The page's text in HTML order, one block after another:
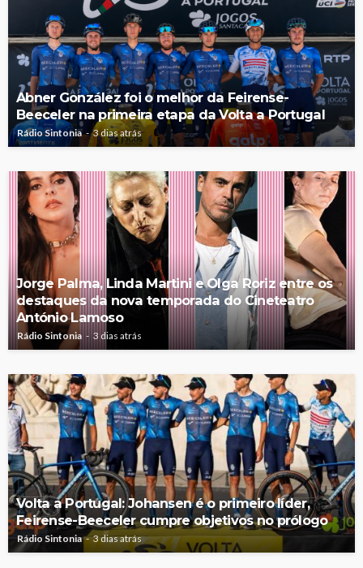
Abner González foi o melhor da Feirense-
Beeceler na primeira etapa da Volta a Portugal
Rádio Sintonia 3 dias atrás
Jorge Palma, Linda Martini e Olga Roriz entre os
destaques da nova temporada do Cineteatro
António Lamoso
Rádio Sintonia 3 dias atrás
Volta a Portugal: Johansen é o primeiro líder,
Feirense-Beeceler cumpre objetivos no prólogo
Rádio Sintonia 3 dias atrás